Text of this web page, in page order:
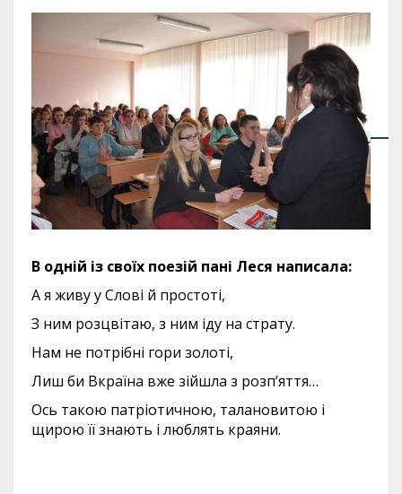
В одній із своїх поезій пані Леся написала:
А я живу у Слові й простоті,
З ним розцвітаю, з ним іду на страту.
Нам не потрібні гори золоті,
Лиш би Вкраїна вже зійшла з розп’яття…
Ось такою патріотичною, талановитою і
щирою її знають і люблять краяни.